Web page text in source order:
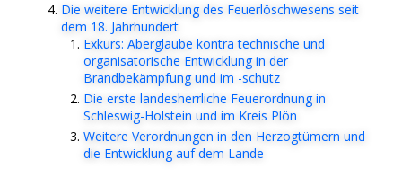
Die weitere Entwicklung des Feuerlöschwesens seit
dem 18. Jahrhundert
Exkurs: Aberglaube kontra technische und
organisatorische Entwicklung in der
Brandbekämpfung und im -schutz
Die erste landesherrliche Feuerordnung in
Schleswig-Holstein und im Kreis Plön
Weitere Verordnungen in den Herzogtümern und
die Entwicklung auf dem Lande